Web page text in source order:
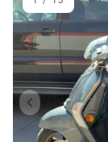
Vorig item